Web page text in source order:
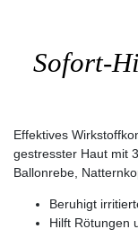
Sofort-
Effektives
gestresster Haut mit
Ballonrebe,
Beruhigt
Hilft Rötungen